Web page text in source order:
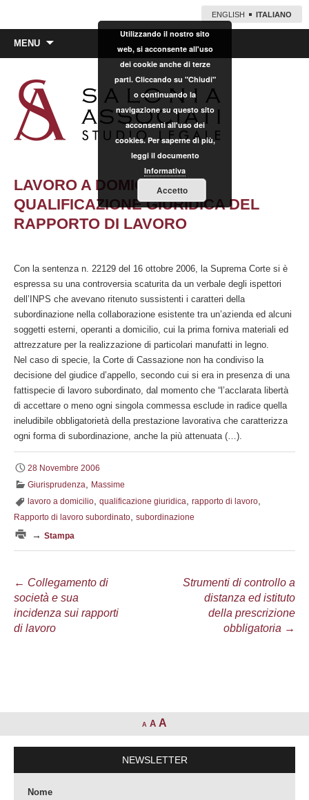
ENGLISH ITALIANO
MENU
LAVORO A DOMICILIO E
QUALIFICAZIONE GIURIDICA DEL
RAPPORTO DI LAVORO
Con la sentenza n. 22129 del 16 ottobre 2006, la Suprema Corte si è
espressa su una controversia scaturita da un verbale degli ispettori
dell’INPS che avevano ritenuto sussistenti i caratteri della
subordinazione nella collaborazione esistente tra un’azienda ed alcuni
soggetti esterni, operanti a domicilio, cui la prima forniva materiali ed
attrezzature per la realizzazione di particolari manufatti in legno.
Nel caso di specie, la Corte di Cassazione non ha condiviso la
decisione del giudice d’appello, secondo cui si era in presenza di una
fattispecie di lavoro subordinato, dal momento che “l’acclarata libertà
di accettare o meno ogni singola commessa esclude in radice quella
ineludibile obbligatorietà della prestazione lavorativa che caratterizza
ogni forma di subordinazione, anche la più attenuata (…).
28 Novembre 2006
Giurisprudenza
Massime
lavoro a domicilio qualificazione giuridica rapporto di lavoro
Rapporto di lavoro subordinato subordinazione
→ Stampa
Navigazione
articolo
← Collegamento di
società e sua
incidenza sui rapporti
di lavoro
Strumenti di controllo a
distanza ed istituto
della prescrizione
obbligatoria →
A A A
NEWSLETTER
Nome
Utilizzando il nostro sito
web, si acconsente all'uso
dei cookie anche di terze
parti. Cliccando su "Chiudi"
o continuando la
navigazione su questo sito
acconsenti all'uso dei
cookies. Per saperne di più,
leggi il documento
Informativa
Accetto